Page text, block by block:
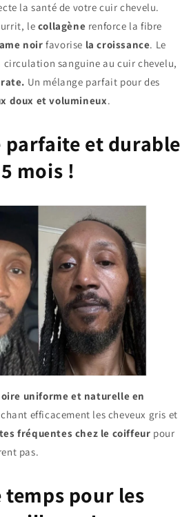
la santé de votre cuir chevelu.
le collagène renforce la fibre
noirfavorise la croissance. Le
circulation sanguine au cuir chevelu,
Un mélange parfait pour des
doux et volumineux.
et durable
5 mois !
uniforme et naturelle en
efficacement les cheveux gris et
fréquentes chez le coiffeur pour
pas.
temps pour les